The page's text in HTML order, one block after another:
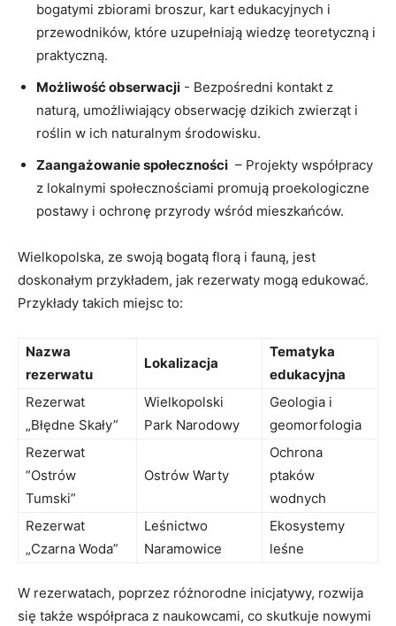
bogatymi zbiorami ⁢broszur, kart edukacyjnych i⁣
przewodników, które ‌uzupełniają wiedzę teoretyczną ​i
praktyczną.
Możliwość obserwacji -⁤ Bezpośredni kontakt z
naturą, umożliwiający obserwację dzikich zwierząt i
roślin ⁤w ich naturalnym ‌środowisku.
Zaangażowanie społeczności ​ – Projekty współpracy
z⁣ lokalnymi ⁢społecznościami promują ⁤proekologiczne
postawy i ochronę przyrody wśród ‍mieszkańców.
Wielkopolska, ​ze swoją bogatą ‌florą i fauną, jest
doskonałym przykładem, jak⁢ rezerwaty mogą ‌edukować.
Przykłady takich ⁤miejsc to:
Nazwa
rezerwatu
Lokalizacja
Tematyka ​
edukacyjna
Rezerwat
„Błędne ​Skały”
Wielkopolski
Park Narodowy
Geologia i
geomorfologia
Rezerwat
⁢”Ostrów
Tumski”
Ostrów Warty
Ochrona
ptaków⁢
wodnych
Rezerwat‍
„Czarna ⁣Woda”
Leśnictwo
Naramowice
Ekosystemy
leśne
W rezerwatach, poprzez różnorodne inicjatywy, rozwija
się także współpraca z ⁢naukowcami, co skutkuje⁣ nowymi